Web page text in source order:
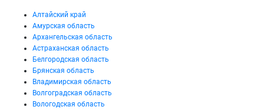
Алтайский край
Амурская область
Архангельская область
Астраханская область
Белгородская область
Брянская область
Владимирская область
Волгоградская область
Вологодская область